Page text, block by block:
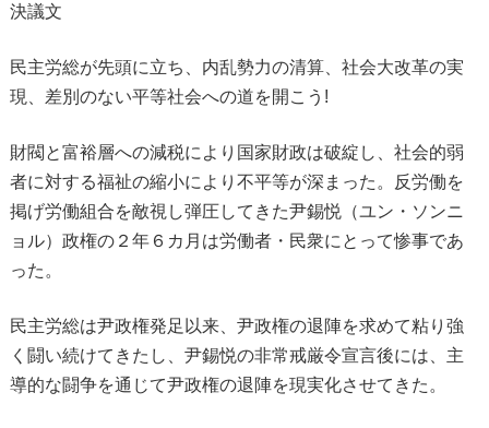
決議文
民主労総が先頭に立ち、内乱勢力の清算、社会大改革の実
現、差別のない平等社会への道を開こう!
財閥と富裕層への減税により国家財政は破綻し、社会的弱
者に対する福祉の縮小により不平等が深まった。反労働を
掲げ労働組合を敵視し弾圧してきた尹錫悦（ユン・ソンニ
ョル）政権の２年６カ月は労働者・民衆にとって惨事であ
った。
民主労総は尹政権発足以来、尹政権の退陣を求めて粘り強
く闘い続けてきたし、尹錫悦の非常戒厳令宣言後には、主
導的な闘争を通じて尹政権の退陣を現実化させてきた。